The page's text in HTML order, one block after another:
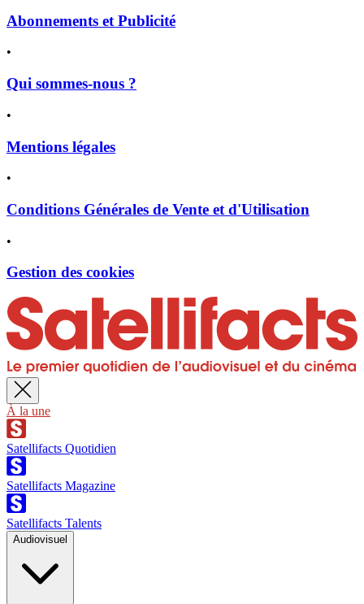
Abonnements et Publicité
•
Qui sommes-nous ?
•
Mentions légales
•
Conditions Générales de Vente et d'Utilisation
•
Gestion des cookies
À la une
Satellifacts Quotidien
Satellifacts Magazine
Satellifacts Talents
Audiovisuel